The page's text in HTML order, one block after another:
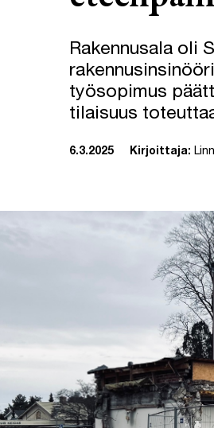
Rakennusala oli
työsopimus
tilaisuus
6.3.2025 Kirjoittaja: